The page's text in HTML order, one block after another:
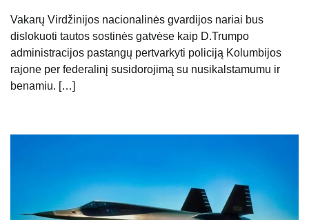
Vakarų Virdžinijos nacionalinės gvardijos nariai bus
dislokuoti tautos sostinės gatvėse kaip D.Trumpo
administracijos pastangų pertvarkyti policiją Kolumbijos
rajone per federalinį susidorojimą su nusikalstamumu ir
benamiu. […]